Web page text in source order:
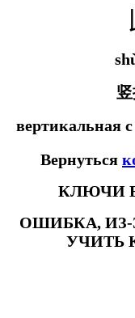
вертикальная
Вернуться
КЛЮЧИ
ОШИБКА,
УЧИТЬ